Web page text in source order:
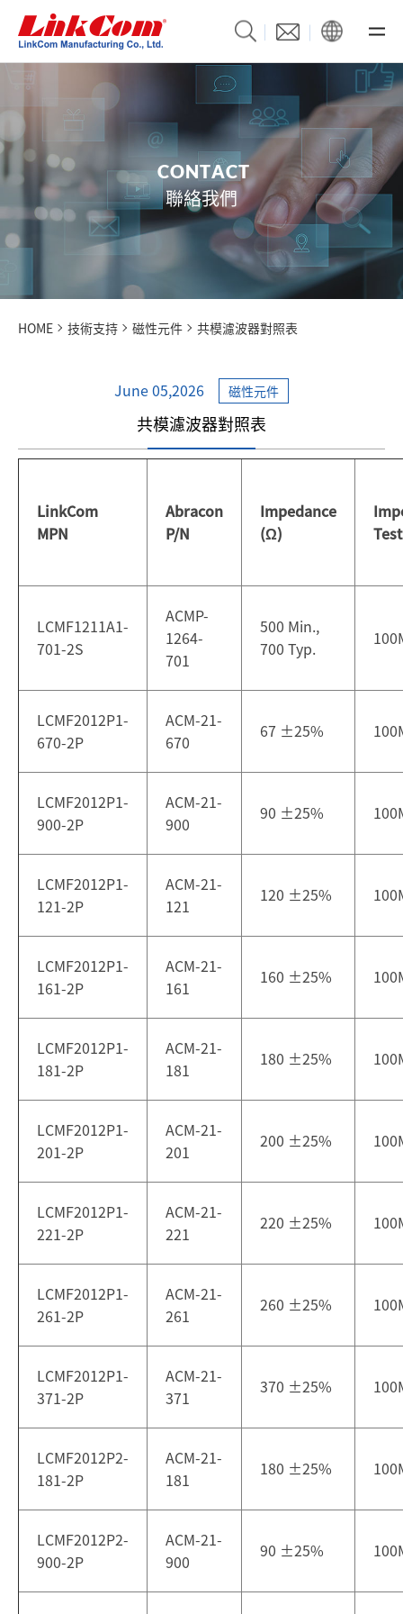
CO NTACT
聯絡我們
HOME 技術支持 磁性元件 共模濾波器對照表
June 05,2026 磁性元件
共模濾波器對照表
LinkCom
MPN
Abracon
P/N
Impedance
(Ω)
LCMF1211A1-
701-2S
ACMP-
1264-
701
500 Min.,
700 Typ.
LCMF2012P1-
670-2P
ACM-21-
670
67 ±25%
LCMF2012P1-
900-2P
ACM-21-
900
90 ±25%
LCMF2012P1-
121-2P
ACM-21-
121
120 ±25%
LCMF2012P1-
161-2P
ACM-21-
161
160 ±25%
LCMF2012P1-
181-2P
ACM-21-
181
180 ±25%
LCMF2012P1-
201-2P
ACM-21-
201
200 ±25%
LCMF2012P1-
221-2P
ACM-21-
221
220 ±25%
LCMF2012P1-
261-2P
ACM-21-
261
260 ±25%
LCMF2012P1-
371-2P
ACM-21-
371
370 ±25%
LCMF2012P2-
181-2P
ACM-21-
181
180 ±25%
LCMF2012P2-
900-2P
ACM-21-
900
90 ±25%